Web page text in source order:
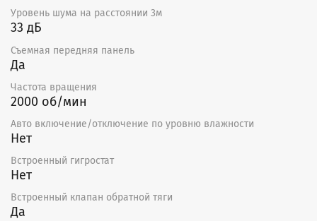
Уровень шума на расстоянии 3м
33 дБ
Съемная передняя панель
Да
Частота вращения
2000 об/мин
Авто включение/отключение по уровню влажности
Нет
Встроенный гигростат
Нет
Встроенный клапан обратной тяги
Да